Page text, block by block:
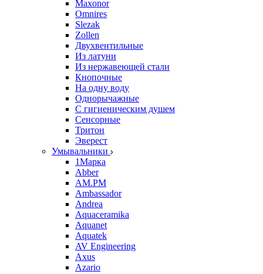
Maxonor
Omnires
Slezak
Zollen
Двухвентильные
Из латуни
Из нержавеющей стали
Кнопочные
На одну воду
Однорычажные
С гигиеническим душем
Сенсорные
Тритон
Эверест
Умывальники
1Марка
Abber
AM.PM
Ambassador
Andrea
Aquaceramika
Aquanet
Aquatek
AV Engineering
Axus
Azario